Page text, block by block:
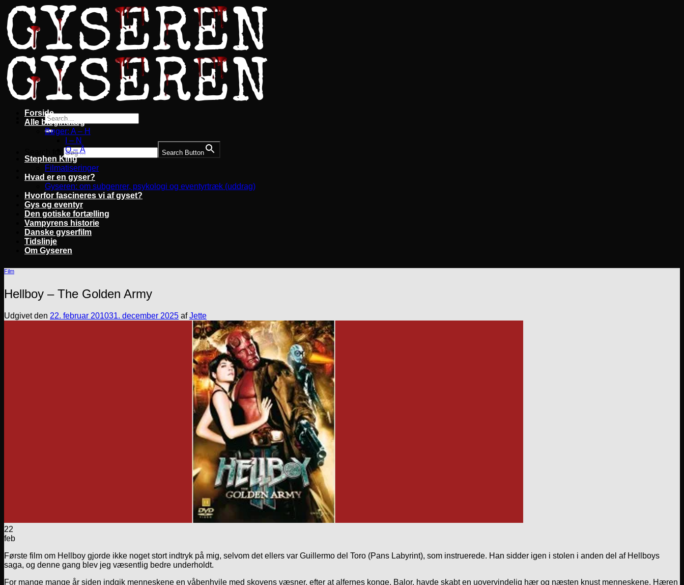
Fortsæt
til
indhold
Search Button
Forside
Alle blogindlæg
Bøger: A – H
I – N
O – Å
Stephen King
Filmatiseringer
Hvad er en gyser?
Gyseren: om subgenrer, psykologi og eventyrtræk (uddrag)
Hvorfor fascineres vi af gyset?
Gys og eventyr
Den gotiske fortælling
Vampyrens historie
Danske gyserfilm
Tidslinje
Om Gyseren
Film
Hellboy – The Golden Army
Udgivet den 22. februar 201031. december 2025 afJette
22
feb
Første film om Hellboy gjorde ikke noget stort indtryk på mig, selvom det ellers var Guillermo del Toro (Pans Labyrint), som instruerede. Han sidder igen i stolen i anden del af Hellboys
saga, og denne gang blev jeg væsentlig bedre underholdt.
For mange mange år siden indgik menneskene en våbenhvile med skovens væsner, efter at alfernes konge, Balor, havde skabt en uovervindelig hær og næsten knust menneskene. Hæren